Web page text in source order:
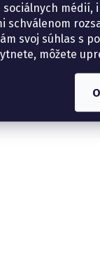
médií,
schválenom
svoj súhlas s
môžete